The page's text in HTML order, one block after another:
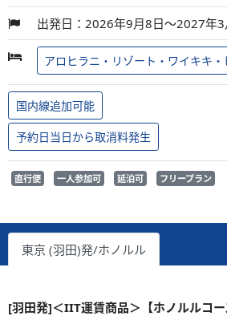
出発日：2026年9月8日～2027年3
アロヒラニ・リゾート・ワイキキ・
国内線追加可能
予約日当日から取消料発生
直行便 一人参加可 延泊可 フリープラン
東京 (羽田)発/ホノルル
[羽田発]＜IIT運賃商品＞【ホノルルコ